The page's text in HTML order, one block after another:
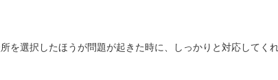
を選択したほうが問題が起きた時に、しっかりと対応してく